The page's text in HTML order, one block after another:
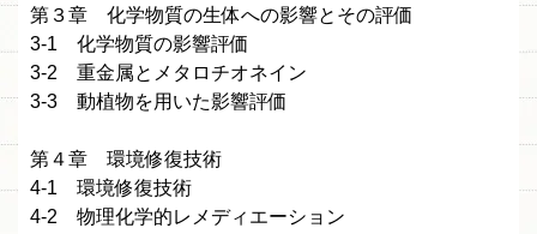
第３章 化学物質の生体への影響とその評価
3-1 化学物質の影響評価
3-2 重金属とメタロチオネイン
3-3 動植物を用いた影響評価
第４章 環境修復技術
4-1 環境修復技術
4-2 物理化学的レメディエーション